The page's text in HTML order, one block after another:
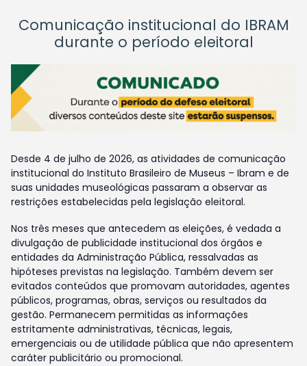
Comunicação institucional do IBRAM
durante o período eleitoral
Desde 4 de julho de 2026, as atividades de comunicação
institucional do Instituto Brasileiro de Museus – Ibram e de
suas unidades museológicas passaram a observar as
restrições estabelecidas pela legislação eleitoral.
Nos três meses que antecedem as eleições, é vedada a
divulgação de publicidade institucional dos órgãos e
entidades da Administração Pública, ressalvadas as
hipóteses previstas na legislação. Também devem ser
evitados conteúdos que promovam autoridades, agentes
públicos, programas, obras, serviços ou resultados da
gestão. Permanecem permitidas as informações
estritamente administrativas, técnicas, legais,
emergenciais ou de utilidade pública que não apresentem
caráter publicitário ou promocional.